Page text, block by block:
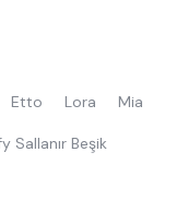
Etto Lora Mia
Sallanır Beşik